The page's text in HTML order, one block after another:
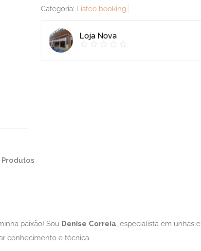
Categoria: Listeo booking
Loja Nova
Produtos
paixão! Sou Denise Correia, especialista em unhas e
conhecimento e técnica.